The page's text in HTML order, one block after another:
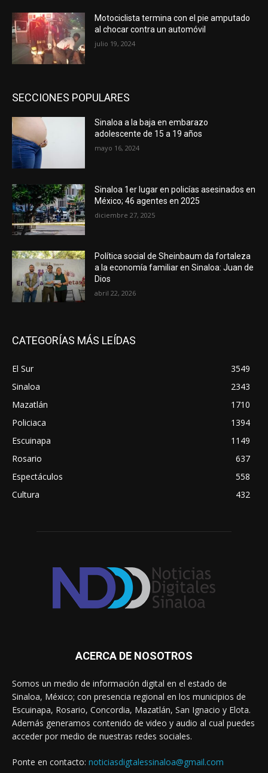
Motociclista termina con el pie amputado
al chocar contra un automóvil
julio 19, 2024
SECCIONES POPULARES
Sinaloa a la baja en embarazo
adolescente de 15 a 19 años
mayo 16, 2024
Sinaloa 1er lugar en policías asesinados en
México; 46 agentes en 2025
diciembre 27, 2025
Política social de Sheinbaum da fortaleza
a la economía familiar en Sinaloa: Juan de
Dios
abril 22, 2026
CATEGORÍAS MÁS LEÍDAS
El Sur
3549
Sinaloa
2343
Mazatlán
1710
Policiaca
1394
Escuinapa
1149
Rosario
637
Espectáculos
558
Cultura
432
ACERCA DE NOSOTROS
Somos un medio de información digital en el estado de
Sinaloa, México; con presencia regional en los municipios de
Escuinapa, Rosario, Concordia, Mazatlán, San Ignacio y Elota.
Además generamos contenido de video y audio al cual puedes
acceder por medio de nuestras redes sociales.
Ponte en contacto: noticiasdigtalessinaloa@gmail.com